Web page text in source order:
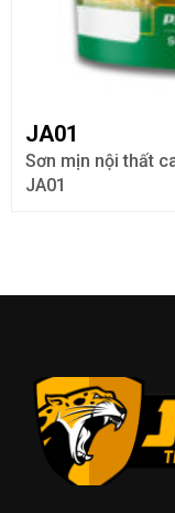
JA01
Sơn mịn nội thất
JA01